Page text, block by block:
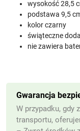
wysokość 28,5
podstawa 9,5
kolor czarny
świąteczne
nie zawiera
Gwarancja
W przypadku, gdy
transportu,